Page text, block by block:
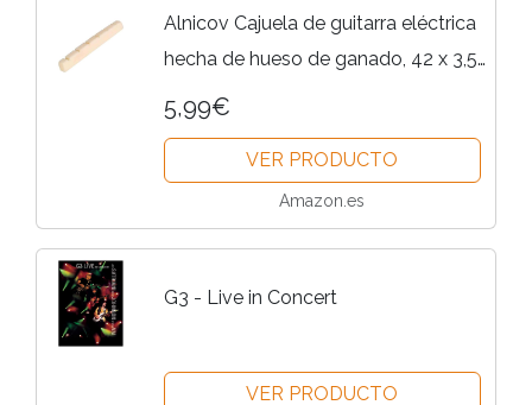
Alnicov Cajuela de guitarra eléctrica
hecha de hueso de ganado, 42 x 3,5
mm, parte inferior plana, parte
Strat Tele de 6...
5,99€
VER PRODUCTO
Amazon.es
G3 - Live in Concert
VER PRODUCTO